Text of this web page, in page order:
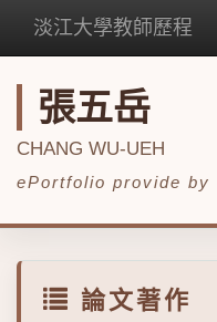
淡江大學教師歷程
張五岳
CHANG WU-UEH
ePortfolio provide by
論文著作